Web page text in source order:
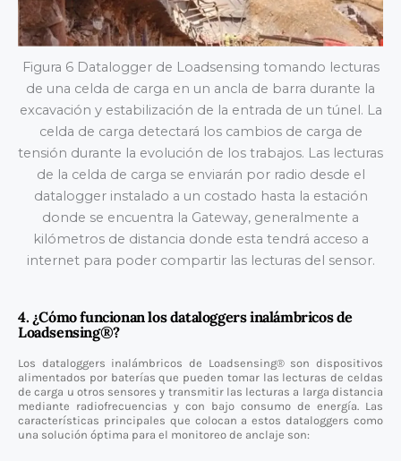
Figura 6 Datalogger de Loadsensing tomando lecturas
de una celda de carga en un ancla de barra durante la
excavación y estabilización de la entrada de un túnel. La
celda de carga detectará los cambios de carga de
tensión durante la evolución de los trabajos. Las lecturas
de la celda de carga se enviarán por radio desde el
datalogger instalado a un costado hasta la estación
donde se encuentra la Gateway, generalmente a
kilómetros de distancia donde esta tendrá acceso a
internet para poder compartir las lecturas del sensor.
4. ¿Cómo funcionan los dataloggers inalámbricos de
Loadsensing®?
Los dataloggers inalámbricos de Loadsensing® son dispositivos
alimentados por baterías que pueden tomar las lecturas de celdas
de carga u otros sensores y transmitir las lecturas a larga distancia
mediante radiofrecuencias y con bajo consumo de energía. Las
características principales que colocan a estos dataloggers como
una solución óptima para el monitoreo de anclaje son: